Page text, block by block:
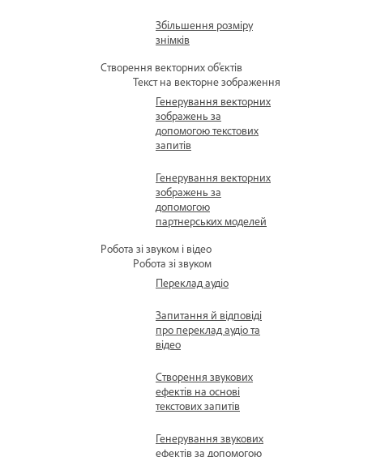
Збільшення розміру
знімків
Створення векторних об’єктів
Текст на векторне зображення
Генерування векторних
зображень за
допомогою текстових
запитів
Генерування векторних
зображень за
допомогою
партнерських моделей
Робота зі звуком і відео
Робота зі звуком
Переклад аудіо
Запитання й відповіді
про переклад аудіо та
відео
Створення звукових
ефектів на основі
текстових запитів
Генерування звукових
ефектів за допомогою